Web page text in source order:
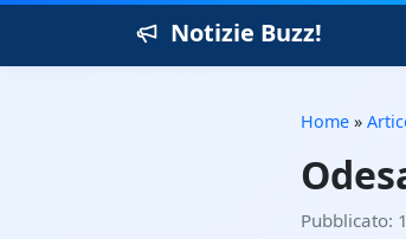
Notizie Buzz!
Home »
Pubblicato: